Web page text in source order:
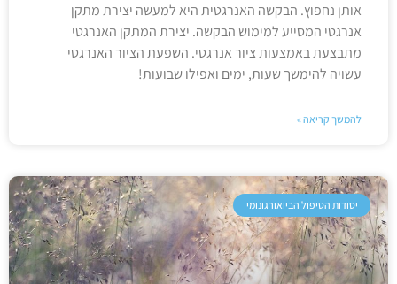
אותן נחפוץ. הבקשה האנרגטית היא למעשה יצירת מתקן
אנרגטי המסייע למימוש הבקשה. יצירת המתקן האנרגטי
מתבצעת באמצעות ציור אנרגטי. השפעת הציור האנרגטי
עשויה להימשך שעות, ימים ואפילו שבועות!
להמשך קריאה »
יסודות הטיפול הביואורגונומי